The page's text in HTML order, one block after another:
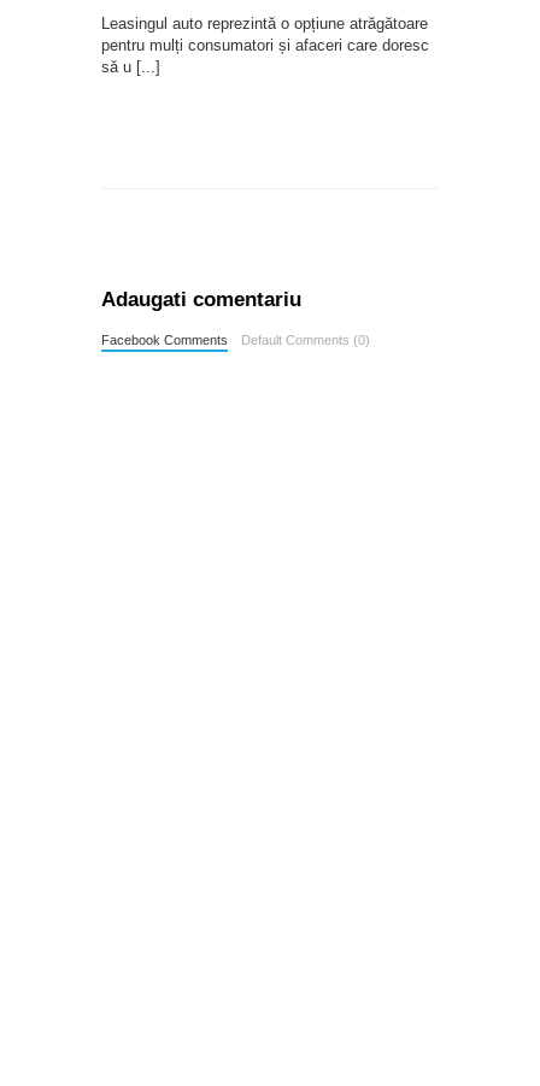
Leasingul auto reprezintă o opțiune atrăgătoare
pentru mulți consumatori și afaceri care doresc
să u [...]
Adaugati comentariu
Facebook Comments Default Comments (0)